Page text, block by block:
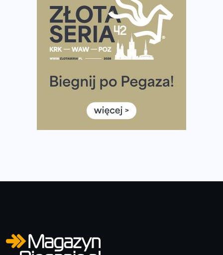
Największy Bieg Powstania Warszawskiego w historii.
Ponad 12 tysięcy uczestników pobiegło dla Bohaterów!
Tętno vs tempo – czym kierować się w bieganiu?
Co ma dużo białka? Produkty, które warto włączyć do
Rozbiegany Olsztyn szykuje się na weekend z
Już w tę sobotę 35. Bieg Powstania Warszawskiego.
Wystartuje rekordowa liczba uczestników